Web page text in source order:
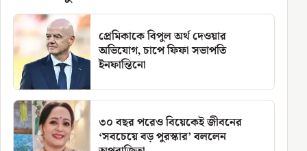
প্রেমিকাকে বিপুল অর্থ দেওয়ার
অভিযোগ, চাপে ফিফা সভাপতি
ইনফান্তিনো
৩০ বছর পরেও বিয়েকেই জীবনের
‘সবচেয়ে বড় পুরস্কার’ বললেন